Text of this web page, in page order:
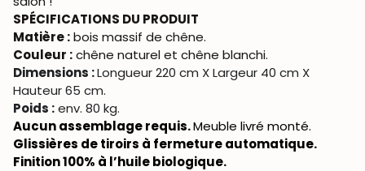
SPÉCIFICATIONS DU PRODUIT
Matière :bois massif de chêne.
Couleur :chêne naturel et chêne blanchi.
Dimensions :Longueur 220 cm X Largeur 40 cm X
Hauteur 65 cm.
Poids :env. 80 kg.
Aucun assemblage requis.Meuble livré monté.
Glissières de tiroirs à fermeture automatique.
Finition 100% à l’huile biologique.